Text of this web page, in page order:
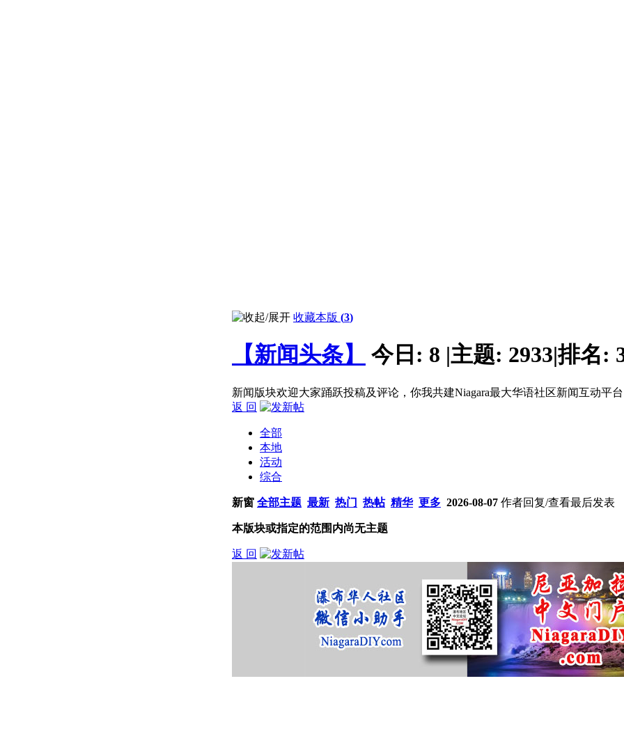
收藏本版 (3)
【新闻头条】 今日: 8 |主题: 2933|排名:
新闻版块欢迎大家踊跃投稿及评论，你我共建Niagara最大华语社区新闻互动平
返 回
全部
本地
活动
综合
新窗 全部主题 最新 热门 热帖 精华 更多 2026-08-07 作者回复/查看最后发表
本版块或指定的范围内尚无主题
返 回